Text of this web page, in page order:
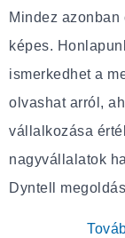
Mindez
képes.
ismerkedhet a
olvashat arról,
vállalkozása
nagyvállalatok
Dyntell